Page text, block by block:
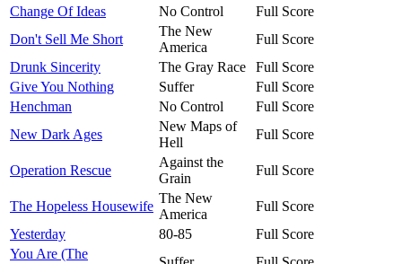
Change Of Ideas
No Control
Full Score
Don't Sell Me Short
The New
America
Full Score
Drunk Sincerity
The Gray Race
Full Score
Give You Nothing
Suffer
Full Score
Henchman
No Control
Full Score
New Dark Ages
New Maps of
Hell
Full Score
Operation Rescue
Against the
Grain
Full Score
The Hopeless Housewife
The New
America
Full Score
Yesterday
80-85
Full Score
You Are (The